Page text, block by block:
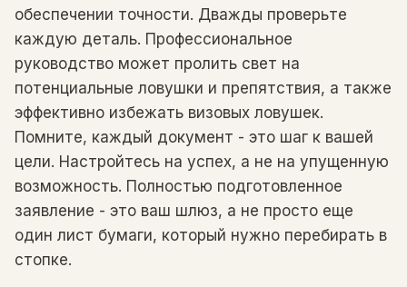
обеспечении точности. Дважды проверьте
каждую деталь. Профессиональное
руководство может пролить свет на
потенциальные ловушки и препятствия, а также
эффективно избежать визовых ловушек.
Помните, каждый документ - это шаг к вашей
цели. Настройтесь на успех, а не на упущенную
возможность. Полностью подготовленное
заявление - это ваш шлюз, а не просто еще
один лист бумаги, который нужно перебирать в
стопке.